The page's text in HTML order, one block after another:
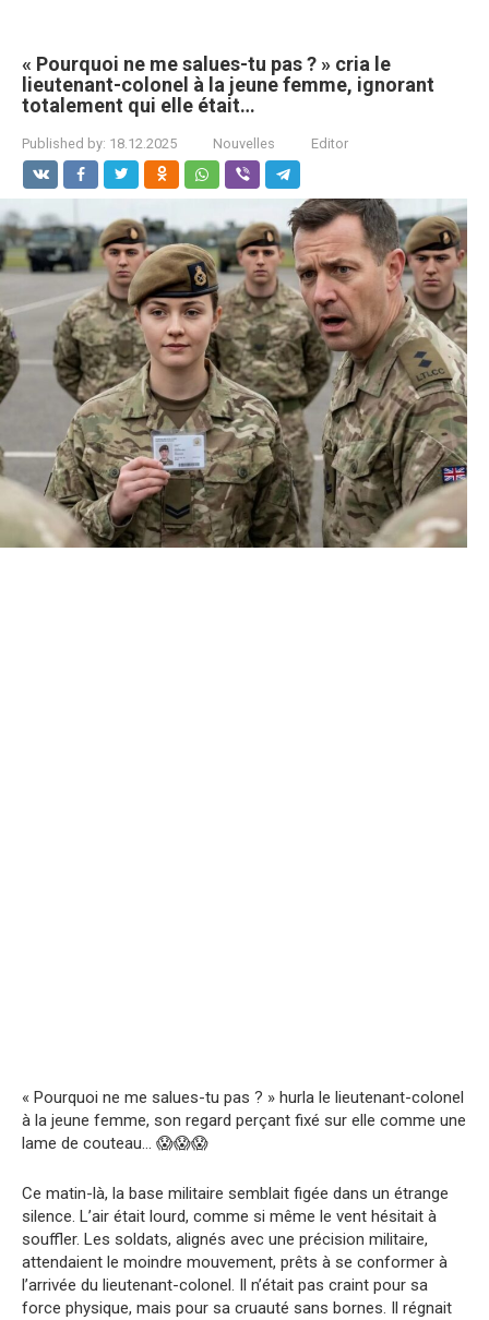
« Pourquoi ne me salues-tu pas ? » cria le
lieutenant-colonel à la jeune femme, ignorant
totalement qui elle était…
Published by: 18.12.2025 Nouvelles Editor
« Pourquoi ne me salues-tu pas ? » hurla le lieutenant-colonel
à la jeune femme, son regard perçant fixé sur elle comme une
lame de couteau… 😱😱😱
Ce matin-là, la base militaire semblait figée dans un étrange
silence. L’air était lourd, comme si même le vent hésitait à
souffler. Les soldats, alignés avec une précision militaire,
attendaient le moindre mouvement, prêts à se conformer à
l’arrivée du lieutenant-colonel. Il n’était pas craint pour sa
force physique, mais pour sa cruauté sans bornes. Il régnait